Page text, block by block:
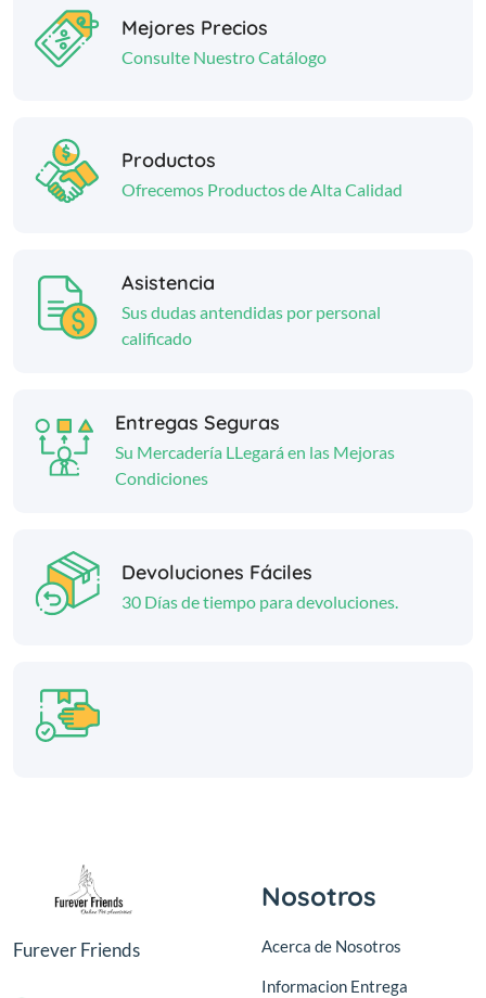
Mejores Precios
Consulte Nuestro Catálogo
Productos
Ofrecemos Productos de Alta Calidad
Asistencia
Sus dudas antendidas por personal
calificado
Entregas Seguras
Su Mercadería LLegará en las Mejoras
Condiciones
Devoluciones Fáciles
30 Días de tiempo para devoluciones.
Furever Friends
Nosotros
Acerca de Nosotros
Informacion Entrega